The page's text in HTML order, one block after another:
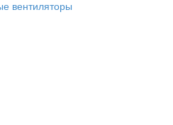
вентиляторы